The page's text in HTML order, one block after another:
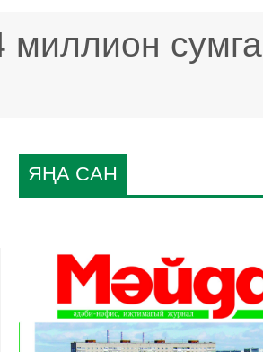
сумга
ЯҢА САН